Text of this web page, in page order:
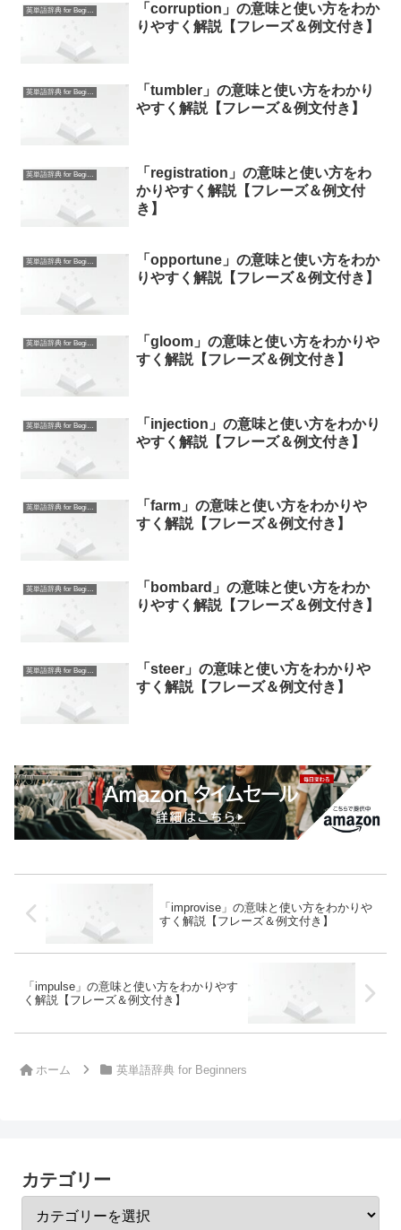
英単語辞典 for Beginners
「corruption」の意味と使い方をわか
りやすく解説【フレーズ＆例文付き】
英単語辞典 for Beginners
「tumbler」の意味と使い方をわかり
やすく解説【フレーズ＆例文付き】
英単語辞典 for Beginners
「registration」の意味と使い方をわ
かりやすく解説【フレーズ＆例文付
き】
英単語辞典 for Beginners
「opportune」の意味と使い方をわか
りやすく解説【フレーズ＆例文付き】
英単語辞典 for Beginners
「gloom」の意味と使い方をわかりや
すく解説【フレーズ＆例文付き】
英単語辞典 for Beginners
「injection」の意味と使い方をわかり
やすく解説【フレーズ＆例文付き】
英単語辞典 for Beginners
「farm」の意味と使い方をわかりや
すく解説【フレーズ＆例文付き】
英単語辞典 for Beginners
「bombard」の意味と使い方をわか
りやすく解説【フレーズ＆例文付き】
英単語辞典 for Beginners
「steer」の意味と使い方をわかりや
すく解説【フレーズ＆例文付き】
「improvise」の意味と使い方をわかりや
すく解説【フレーズ＆例文付き】
「impulse」の意味と使い方をわかりやす
く解説【フレーズ＆例文付き】
ホーム 英単語辞典 for Beginners
カテゴリー